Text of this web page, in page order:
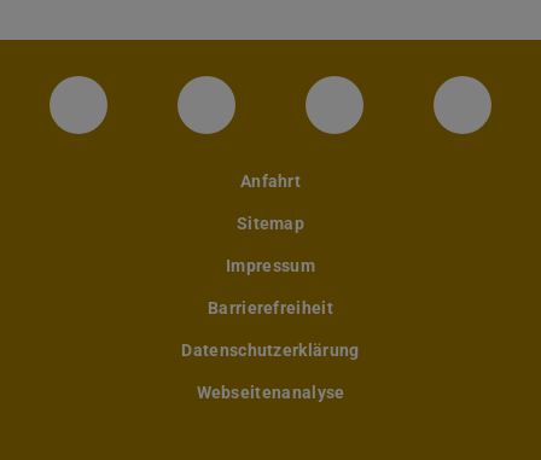
Instagram-Seite des Fachbereichs
LinkedIn-Profil desFacebook-Seite
Anfahrt
Sitemap
Impressum
Barrierefreiheit
Datenschutzerklärung
Webseitenanalyse